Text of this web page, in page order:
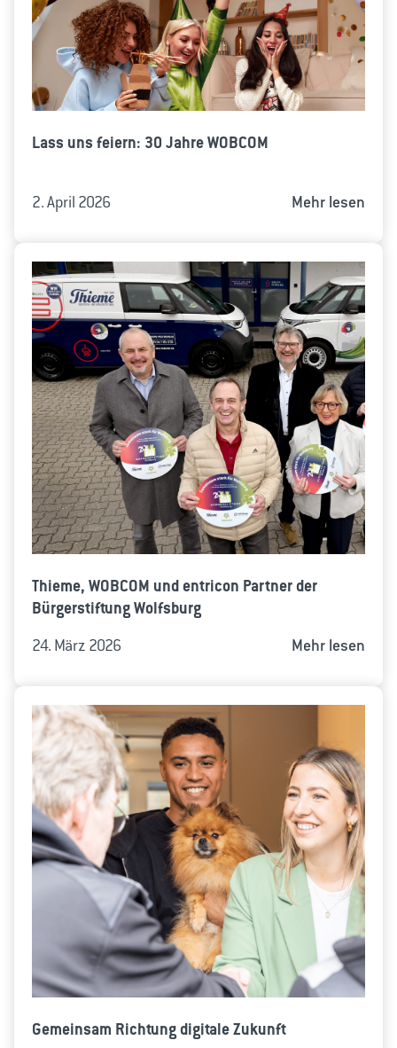
Lass uns feiern: 30 Jahre WOBCOM
2. April 2026 Mehr lesen
Thieme, WOBCOM und entricon Partner der
Bürgerstiftung Wolfsburg
24. März 2026 Mehr lesen
Gemeinsam Richtung digitale Zukunft